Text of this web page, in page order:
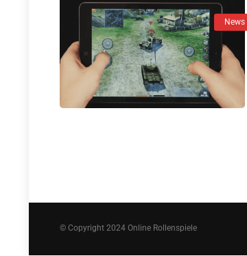
News
© Copyright 2024 Online Rollenspiele